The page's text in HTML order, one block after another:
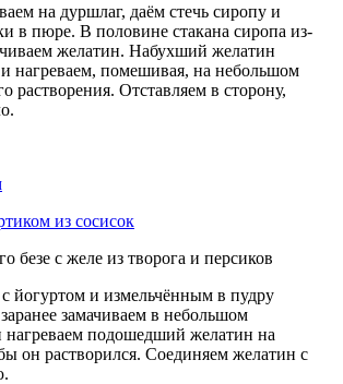
на дуршлаг, даём стечь сиропу и
в пюре. В половине стакана сиропа из-
желатин. Набухший желатин
нагреваем, помешивая, на небольшом
растворения. Отставляем в сторону,
из сосисок
йогуртом и измельчённым в пудру
замачиваем в небольшом
нагреваем подошедший желатин на
он растворился. Соединяем желатин с